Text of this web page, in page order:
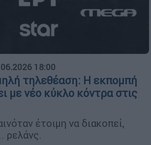
18:00
τηλεθέαση: Η εκπομπή
με νέο κύκλο κόντρα στις
έτοιμη να διακοπεί,
ρελάνς.